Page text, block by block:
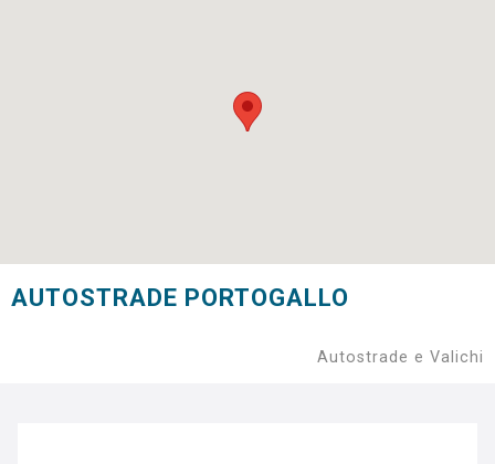
AUTOSTRADE PORTOGALLO
Autostrade e Valichi